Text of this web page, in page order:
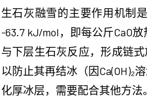
生石灰融雪的主要作用机制
-63.7 kJ/mol，即每公斤CaO
与下层生石灰反应，形成链
以防止其再结冰（因
化厚冰层，需要配合其他方法